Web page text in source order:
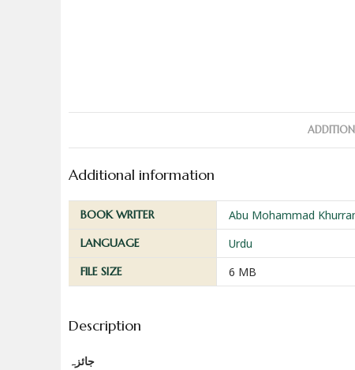
Additional information
BOOK WRITER Abu Mohammad
LANGUAGE Urdu
FILE SIZE 6 MB
Description
جائزہ